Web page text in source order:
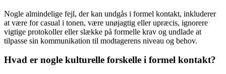
Nogle almindelige fejl, der kan undgås i formel kontakt, inkluderer
at være for casual i tonen, være unøjagtig eller upræcis, ignorere
vigtige protokoller eller slække på formelle krav og undlade at
tilpasse sin kommunikation til modtagerens niveau og behov.
Hvad er nogle kulturelle forskelle i formel kontakt?